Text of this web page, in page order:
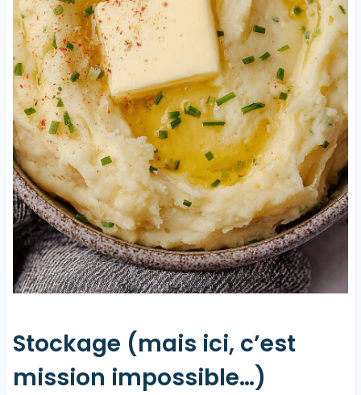
Stockage (mais ici, c’est
mission impossible…)